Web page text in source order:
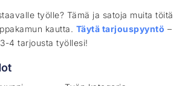
työlle? Tämä ja satoja muita töitä
kautta. Täytä tarjouspyyntö –
4 tarjousta työllesi!